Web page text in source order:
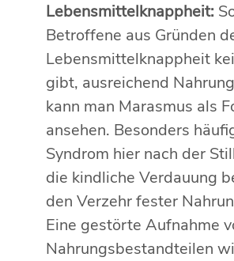
Lebensmittelknappheit:
Betroffene aus Gründen
Lebensmittelknappheit
gibt, ausreichend
kann man Marasmus als
ansehen. Besonders
Syndrom hier nach der
die kindliche Verdauung
den Verzehr fester
Eine gestörte Aufnahme
Nahrungsbestandteilen